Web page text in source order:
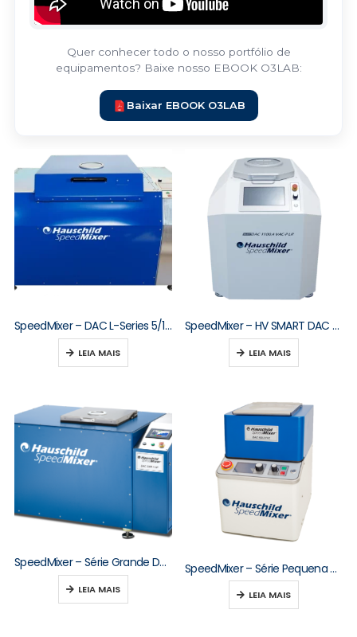
Quer conhecer todo o nosso portfólio de
equipamentos? Baixe nosso EBOOK O3LAB:
Baixar EBOOK O3LAB
SpeedMixer – DAC L-Series 5/10/15/20/30 kg
LEIA MAIS
SpeedMixer – HV SMART DAC M-Series
LEIA MAIS
SpeedMixer – Série Grande DAC 3000–10000
LEIA MAIS
SpeedMixer – Série Pequena DAC 150–250
LEIA MAIS